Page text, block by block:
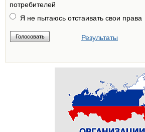
потребителей
Я не пытаюсь отстаивать свои права
Результаты